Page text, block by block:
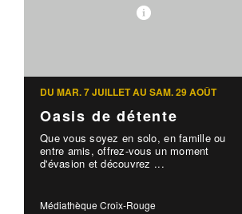
DU MAR. 7 JUILLET AU SAM. 29 AOÛT
Oasis de détente
Que vous soyez en solo, en famille ou
entre amis, offrez-vous un moment
d'évasion et découvrez ...
Médiathèque Croix-Rouge